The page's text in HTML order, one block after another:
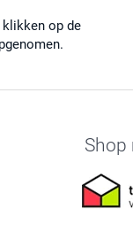
op de
Shop